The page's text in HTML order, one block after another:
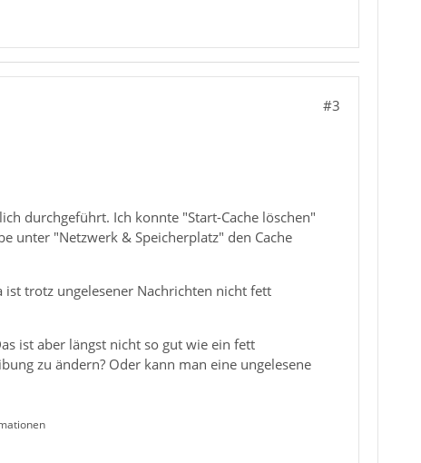
#3
durchgeführt. Ich konnte "Start-Cache löschen"
unter "Netzwerk & Speicherplatz" den Cache
trotz ungelesener Nachrichten nicht fett
ist aber längst nicht so gut wie ein fett
zu ändern? Oder kann man eine ungelesene